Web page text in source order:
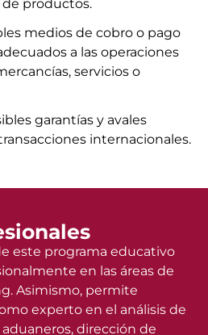
productos.
medios de cobro o pago
a las operaciones
servicios o
garantías y avales
internacionales.
este programa educativo
en las áreas de
Asimismo, permite
experto en el análisis de
dirección de